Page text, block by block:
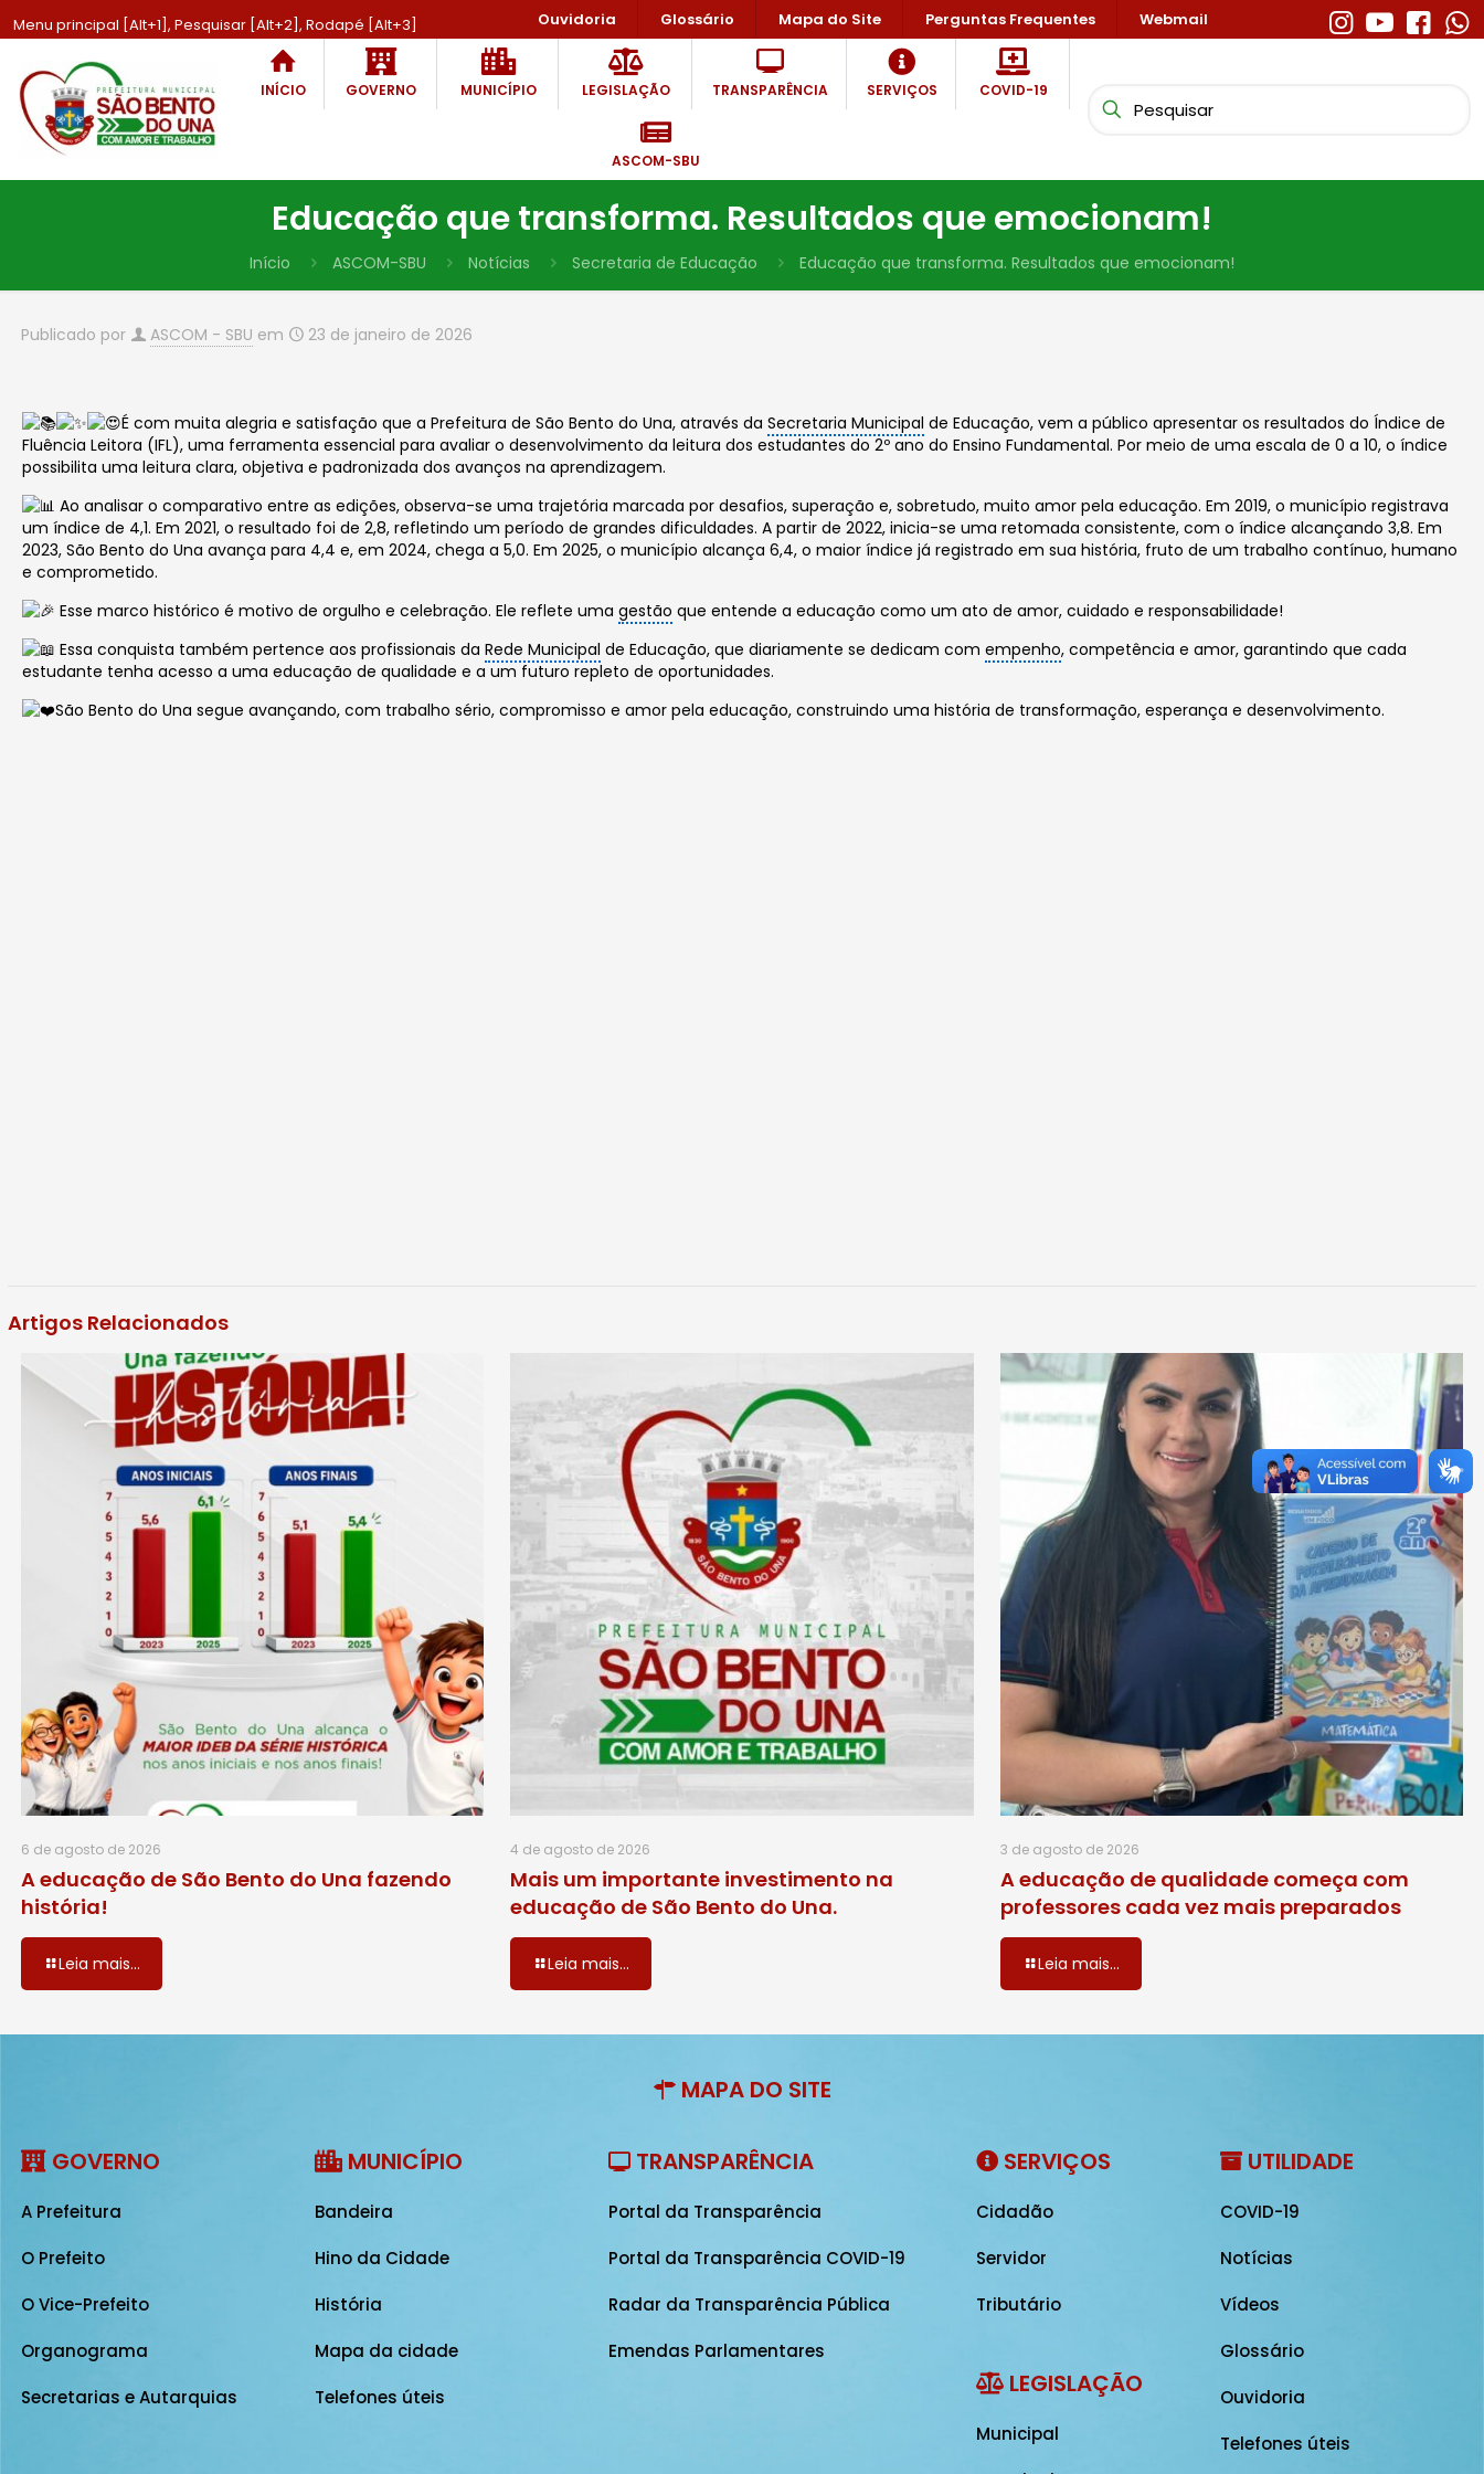
Menu principal [Alt+1], Pesquisar [Alt+2], Rodapé [Alt+3] Ouvidoria Glossário Mapa do Site Perguntas Frequentes Webmail
INÍCIO GOVERNO MUNICÍPIO LEGISLAÇÃO TRANSPARÊNCIA SERVIÇOS COVID-19
ASCOM-SBU
Educação que transforma. Resultados que emocionam!
Início ASCOM-SBU Notícias Secretaria de Educação Educação que transforma. Resultados que emocionam!
Publicado por ASCOM - SBU em 23 de janeiro de 2026
É com muita alegria e satisfação que a Prefeitura de São Bento do Una, através daSecretaria Municipal de Educação, vem a público apresentar os resultados do Índice de
Fluência Leitora (IFL), uma ferramenta essencial para avaliar o desenvolvimento da leitura dos estudantes do 2º ano do Ensino Fundamental. Por meio de uma escala de 0 a 10, o índice
possibilita uma leitura clara, objetiva e padronizada dos avanços na aprendizagem.
Ao analisar o comparativo entre as edições, observa-se uma trajetória marcada por desafios, superação e, sobretudo, muito amor pela educação. Em 2019, o município registrava
um índice de 4,1. Em 2021, o resultado foi de 2,8, refletindo um período de grandes dificuldades. A partir de 2022, inicia-se uma retomada consistente, com o índice alcançando 3,8. Em
2023, São Bento do Una avança para 4,4 e, em 2024, chega a 5,0. Em 2025, o município alcança 6,4, o maior índice já registrado em sua história, fruto de um trabalho contínuo, humano
e comprometido.
Esse marco histórico é motivo de orgulho e celebração. Ele reflete umagestão que entende a educação como um ato de amor, cuidado e responsabilidade!
Essa conquista também pertence aos profissionais daRede Municipal de Educação, que diariamente se dedicam comempenho, competência e amor, garantindo que cada
estudante tenha acesso a uma educação de qualidade e a um futuro repleto de oportunidades.
São Bento do Una segue avançando, com trabalho sério, compromisso e amor pela educação, construindo uma história de transformação, esperança e desenvolvimento.
Artigos Relacionados
6 de agosto de 2026
A educação de São Bento do Una fazendo
história!
Leia mais...
4 de agosto de 2026
Mais um importante investimento na
educação de São Bento do Una.
Leia mais...
3 de agosto de 2026
A educação de qualidade começa com
professores cada vez mais preparados
Leia mais...
MAPA DO SITE
GOVERNO
A Prefeitura
O Prefeito
O Vice-Prefeito
Organograma
Secretarias e Autarquias
MUNICÍPIO
Bandeira
Hino da Cidade
História
Mapa da cidade
Telefones úteis
TRANSPARÊNCIA
Portal da Transparência
Portal da Transparência COVID-19
Radar da Transparência Pública
Emendas Parlamentares
SERVIÇOS
Cidadão
Servidor
Tributário
LEGISLAÇÃO
Municipal
UTILIDADE
COVID-19
Notícias
Vídeos
Glossário
Ouvidoria
Telefones úteis